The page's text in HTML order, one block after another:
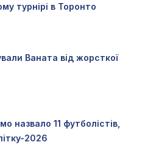
турнірі в Торонто
Ваната від жорсткої
назвало 11 футболістів,
2026